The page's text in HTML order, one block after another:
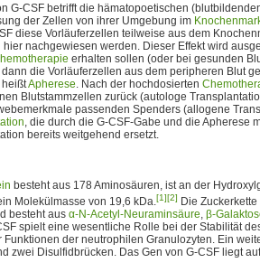
G-CSF betrifft die hämatopoetischen
der Zellen von ihrer Umgebung im
diese Vorläuferzellen teilweise aus dem
nachgewiesen werden. Dieser Effekt wird
erhalten sollen (oder bei gesunden
die Vorläuferzellen aus dem peripheren Blut
heißtApherese. Nach der hochdosierten
Blutstammzellen zurück (autologe
passenden Spenders (allogene
, die durch die G-CSF-Gabe und die Apherese
bereits weitgehend ersetzt.
besteht aus 178 Aminosäuren, ist an der
Molekülmasse von 19,6 kDa.[1][2] Die
besteht aus α-N-Acetyl-Neuraminsäure, β-
spielt eine wesentliche Rolle bei der Stabilität
Funktionen der neutrophilen Granulozyten. Ein
zwei Disulfidbrücken. Das Gen von G-CSF liegt